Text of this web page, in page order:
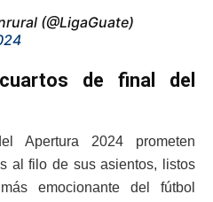
(@LigaGuate)
de final del
Apertura 2024 prometen
al filo de sus asientos, listos
emocionante del fútbol